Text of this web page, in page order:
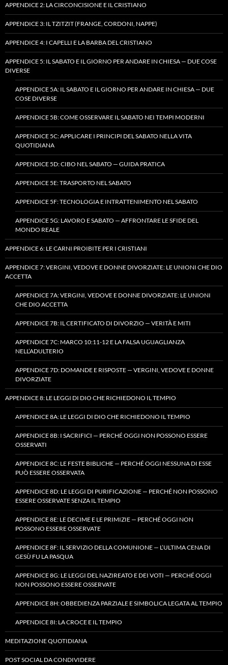
APPENDICE 2: LA CIRCONCISIONE E IL CRISTIANO
APPENDICE 3: IL TZITZIT (FRANGE, CORDONI, NAPPE)
APPENDICE 4: I CAPELLI E LA BARBA DEL CRISTIANO
APPENDICE 5: IL SABATO E IL GIORNO PER ANDARE IN CHIESA — DUE COSE
DIVERSE
APPENDICE 5A: IL SABATO E IL GIORNO PER ANDARE IN CHIESA — DUE
COSE DIVERSE
APPENDICE 5B: COME OSSERVARE IL SABATO NEI TEMPI MODERNI
APPENDICE 5C: APPLICARE I PRINCIPI DEL SABATO NELLA VITA
QUOTIDIANA
APPENDICE 5D: CIBO NEL SABATO — GUIDA PRATICA
APPENDICE 5E: TRASPORTO NEL SABATO
APPENDICE 5F: TECNOLOGIA E INTRATTENIMENTO NEL SABATO
APPENDICE 5G: LAVORO E SABATO — AFFRONTARE LE SFIDE DEL
MONDO REALE
APPENDICE 6: LE CARNI PROIBITE PER I CRISTIANI
APPENDICE 7: VERGINI, VEDOVE E DONNE DIVORZIATE: LE UNIONI CHE DIO
ACCETTA
APPENDICE 7A: VERGINI, VEDOVE E DONNE DIVORZIATE: LE UNIONI
CHE DIO ACCETTA
APPENDICE 7B: IL CERTIFICATO DI DIVORZIO — VERITÀ E MITI
APPENDICE 7C: MARCO 10:11-12 E LA FALSA UGUAGLIANZA
NELL’ADULTERIO
APPENDICE 7D: DOMANDE E RISPOSTE — VERGINI, VEDOVE E DONNE
DIVORZIATE
APPENDICE 8: LE LEGGI DI DIO CHE RICHIEDONO IL TEMPIO
APPENDICE 8A: LE LEGGI DI DIO CHE RICHIEDONO IL TEMPIO
APPENDICE 8B: I SACRIFICI — PERCHÉ OGGI NON POSSONO ESSERE
OSSERVATI
APPENDICE 8C: LE FESTE BIBLICHE — PERCHÉ OGGI NESSUNA DI ESSE
PUÒ ESSERE OSSERVATA
APPENDICE 8D: LE LEGGI DI PURIFICAZIONE — PERCHÉ NON POSSONO
ESSERE OSSERVATE SENZA IL TEMPIO
APPENDICE 8E: LE DECIME E LE PRIMIZIE — PERCHÉ OGGI NON
POSSONO ESSERE OSSERVATE
APPENDICE 8F: IL SERVIZIO DELLA COMUNIONE — L’ULTIMA CENA DI
GESÙ FU LA PASQUA
APPENDICE 8G: LE LEGGI DEL NAZIREATO E DEI VOTI — PERCHÉ OGGI
NON POSSONO ESSERE OSSERVATE
APPENDICE 8H: OBBEDIENZA PARZIALE E SIMBOLICA LEGATA AL TEMPIO
APPENDICE 8I: LA CROCE E IL TEMPIO
MEDITAZIONE QUOTIDIANA
POST SOCIAL DA CONDIVIDERE